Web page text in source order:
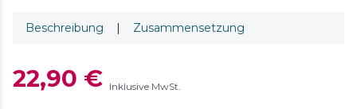
Beschreibung | Zusammensetzung
22,90 € Inklusive MwSt.